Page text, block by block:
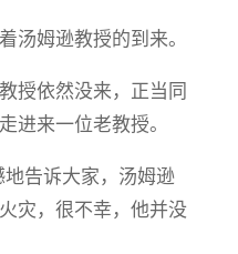
汤姆逊教授的到来。
授依然没来，正当同
进来一位老教授。
告诉大家，汤姆逊
灾，很不幸，他并没